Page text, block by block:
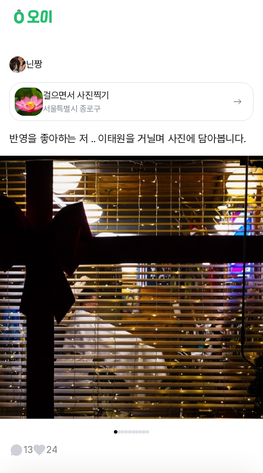
닌짱
걸으면서 사진찍기
서울특별시 종로구
반영을 좋아하는 저 .. 이태원을 거닐며 사진에 담아봅니다.
13 24